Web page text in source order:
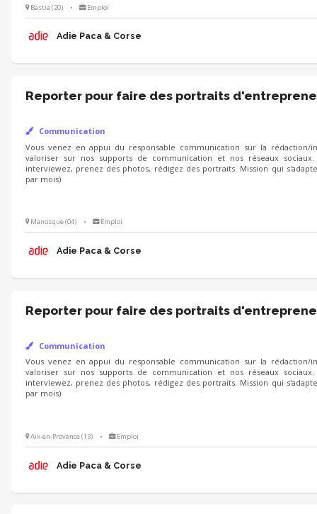
Bastia (20) • Emploi
Adie Paca & Corse
Reporter pour faire des portraits
Communication
Vous venez en appui du responsable communication sur la
valoriser sur nos supports de communication et nos réseaux
interviewez, prenez des photos, rédigez des portraits. Mission qui
par mois)
Manosque (04) • Emploi
Adie Paca & Corse
Reporter pour faire des portraits
Communication
Vous venez en appui du responsable communication sur la
valoriser sur nos supports de communication et nos réseaux
interviewez, prenez des photos, rédigez des portraits. Mission qui
par mois)
Aix-en-Provence (13) • Emploi
Adie Paca & Corse